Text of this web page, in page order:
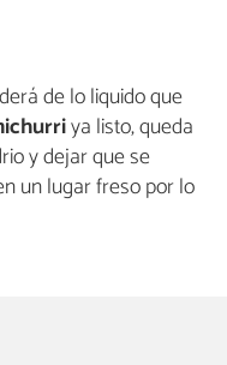
de lo liquido que
ya listo, queda
y dejar que se
un lugar freso por lo